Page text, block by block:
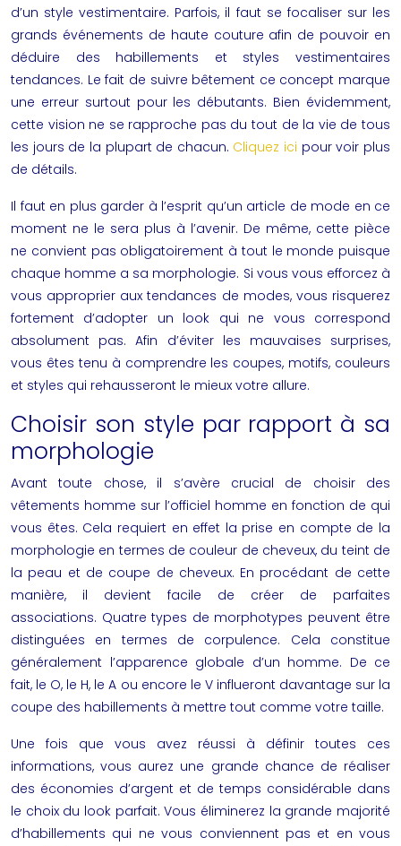
d’un style vestimentaire. Parfois, il faut se focaliser sur les
grands événements de haute couture afin de pouvoir en
déduire des habillements et styles vestimentaires
tendances. Le fait de suivre bêtement ce concept marque
une erreur surtout pour les débutants. Bien évidemment,
cette vision ne se rapproche pas du tout de la vie de tous
les jours de la plupart de chacun. Cliquez ici pour voir plus
de détails.
Il faut en plus garder à l’esprit qu’un article de mode en ce
moment ne le sera plus à l’avenir. De même, cette pièce
ne convient pas obligatoirement à tout le monde puisque
chaque homme a sa morphologie. Si vous vous efforcez à
vous approprier aux tendances de modes, vous risquerez
fortement d’adopter un look qui ne vous correspond
absolument pas. Afin d’éviter les mauvaises surprises,
vous êtes tenu à comprendre les coupes, motifs, couleurs
et styles qui rehausseront le mieux votre allure.
Choisir son style par rapport à sa
morphologie
Avant toute chose, il s’avère crucial de choisir des
vêtements homme sur l’officiel homme en fonction de qui
vous êtes. Cela requiert en effet la prise en compte de la
morphologie en termes de couleur de cheveux, du teint de
la peau et de coupe de cheveux. En procédant de cette
manière, il devient facile de créer de parfaites
associations. Quatre types de morphotypes peuvent être
distinguées en termes de corpulence. Cela constitue
généralement l’apparence globale d’un homme. De ce
fait, le O, le H, le A ou encore le V influeront davantage sur la
coupe des habillements à mettre tout comme votre taille.
Une fois que vous avez réussi à définir toutes ces
informations, vous aurez une grande chance de réaliser
des économies d’argent et de temps considérable dans
le choix du look parfait. Vous éliminerez la grande majorité
d’habillements qui ne vous conviennent pas et en vous